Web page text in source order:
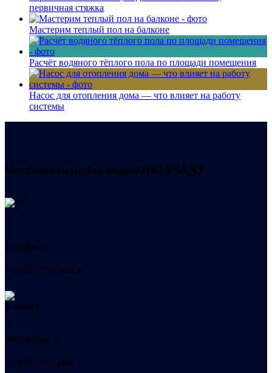
первичная стяжка
Мастерим теплый пол на балконе
Расчёт водяного тёплого пола по площади помещения
Насос для отопления дома — что влияет на работу
системы
Контактная информация HELPSANT
Телефон
+7 (978) 515-999-7
WhatsApp
+7 (978) 515-999-7